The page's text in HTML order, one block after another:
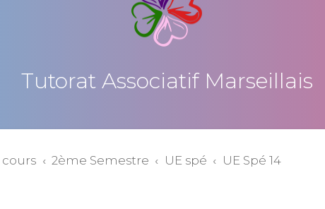
Tutorat Associatif Marseillais
2ème Semestre UE spé UE Spé 14